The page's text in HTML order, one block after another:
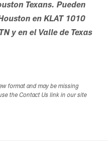
Texans. Pueden
en KLAT 1010
y en el Valle de Texas
format and may be missing
the Contact Us link in our site